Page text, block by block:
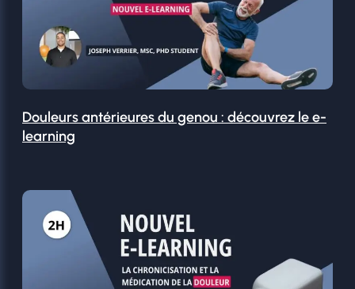
Douleurs antérieures du genou : découvrez le e-
learning